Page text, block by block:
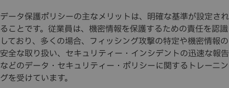
データ保護ポリシーの主なメリットは、明確な基準が設定され
ることです。従業員は、機密情報を保護するための責任を認識
しており、多くの場合、フィッシング攻撃の特定や機密情報の
安全な取り扱い、セキュリティー・インシデントの迅速な報告
などのデータ・セキュリティー・ポリシーに関するトレーニン
グを受けています。